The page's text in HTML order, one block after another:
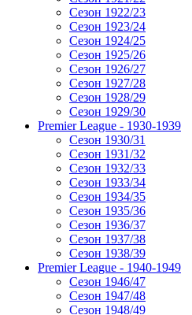
Сезон 1922/23
Сезон 1923/24
Сезон 1924/25
Сезон 1925/26
Сезон 1926/27
Сезон 1927/28
Сезон 1928/29
Сезон 1929/30
Premier League - 1930-1939
Сезон 1930/31
Сезон 1931/32
Сезон 1932/33
Сезон 1933/34
Сезон 1934/35
Сезон 1935/36
Сезон 1936/37
Сезон 1937/38
Сезон 1938/39
Premier League - 1940-1949
Сезон 1946/47
Сезон 1947/48
Сезон 1948/49